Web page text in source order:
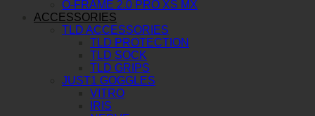
O-FRAME 2.0 PRO XS MX
ACCESSORIES
TLD ACCESSORIES
TLD PROTECTION
TLD SOCK
TLD GRIPS
JUST1 GOGGLES
VITRO
IRIS